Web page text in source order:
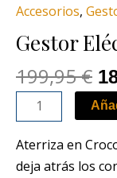
Accesorios,
Gestor
199,95€
Aterriza en
deja atrás los